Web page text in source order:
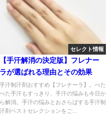
セレクト情報
【手汗解消の決定版】フレナー
ラが選ばれる理由とその効果
手汗制汗剤おすすめ【フレナーラ】。べた
べた手汗もすっきり、手汗の悩みも今日か
ら解消。手汗の悩みとおさらばする手汗制
汗剤ベストセレクションをご...